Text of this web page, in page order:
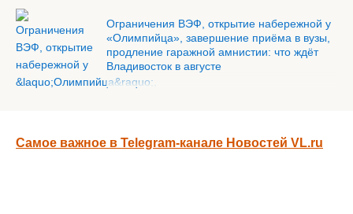
Ограничения ВЭФ, открытие набережной у
«Олимпийца», завершение приёма в вузы,
продление гаражной амнистии: что ждёт
Владивосток в августе
Самое важное в Telegram-канале Новостей VL.ru